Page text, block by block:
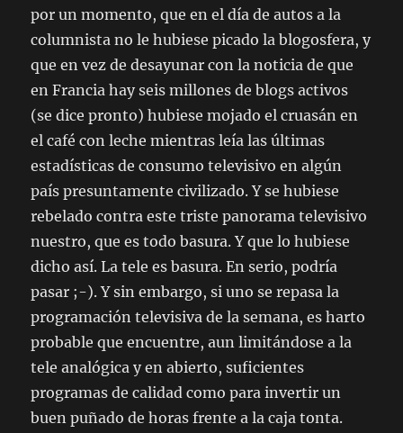
por un momento, que en el día de autos a la
columnista no le hubiese picado la blogosfera, y
que en vez de desayunar con la noticia de que
en Francia hay seis millones de blogs activos
(se dice pronto) hubiese mojado el cruasán en
el café con leche mientras leía las últimas
estadísticas de consumo televisivo en algún
país presuntamente civilizado. Y se hubiese
rebelado contra este triste panorama televisivo
nuestro, que es todo basura. Y que lo hubiese
dicho así. La tele es basura. En serio, podría
pasar ;-). Y sin embargo, si uno se repasa la
programación televisiva de la semana, es harto
probable que encuentre, aun limitándose a la
tele analógica y en abierto, suficientes
programas de calidad como para invertir un
buen puñado de horas frente a la caja tonta.